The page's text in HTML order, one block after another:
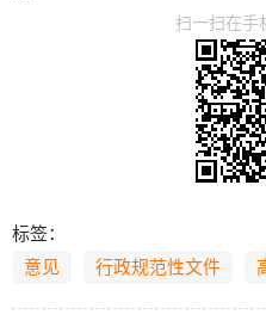
扫一扫在手
标签：
意见
行政规范性文件